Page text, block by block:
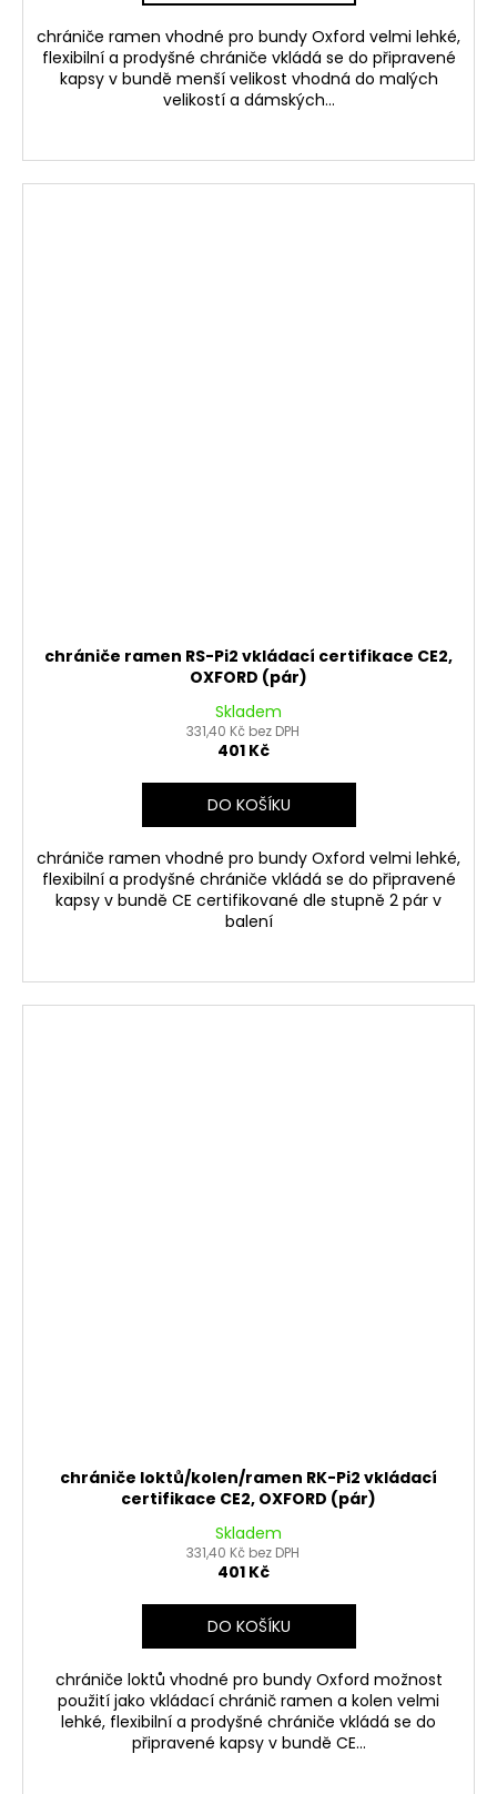
chrániče ramen vhodné pro bundy Oxford velmi lehké,
flexibilní a prodyšné chrániče vkládá se do připravené
kapsy v bundě menší velikost vhodná do malých
velikostí a dámských...
chrániče ramen RS-Pi2 vkládací certifikace CE2,
OXFORD (pár)
Skladem
331,40 Kč bez DPH
401 Kč
DO KOŠÍKU
chrániče ramen vhodné pro bundy Oxford velmi lehké,
flexibilní a prodyšné chrániče vkládá se do připravené
kapsy v bundě CE certifikované dle stupně 2 pár v
balení
chrániče loktů/kolen/ramen RK-Pi2 vkládací
certifikace CE2, OXFORD (pár)
Skladem
331,40 Kč bez DPH
401 Kč
DO KOŠÍKU
chrániče loktů vhodné pro bundy Oxford možnost
použití jako vkládací chránič ramen a kolen velmi
lehké, flexibilní a prodyšné chrániče vkládá se do
připravené kapsy v bundě CE...